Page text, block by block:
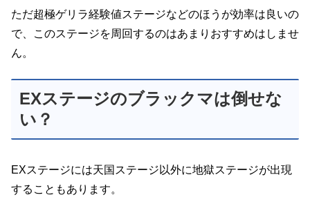
ただ超極ゲリラ経験値ステージなどのほうが効率は良いの
で、このステージを周回するのはあまりおすすめはしませ
ん。
EXステージのブラックマは倒せな
い？
EXステージには天国ステージ以外に地獄ステージが出現
することもあります。